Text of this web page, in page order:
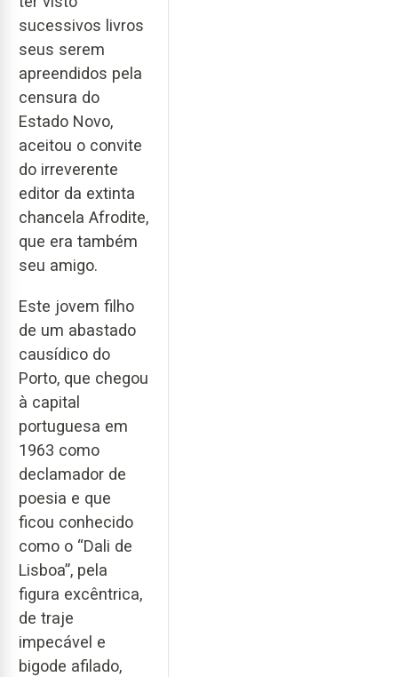
sucessivos livros
seus serem
apreendidos pela
censura do
Estado Novo,
aceitou o convite
do irreverente
editor da extinta
chancela Afrodite,
que era também
seu amigo.
Este jovem filho
de um abastado
causídico do
Porto, que chegou
à capital
portuguesa em
1963 como
declamador de
poesia e que
ficou conhecido
como o “Dali de
Lisboa”, pela
figura excêntrica,
de traje
impecável e
bigode afilado,